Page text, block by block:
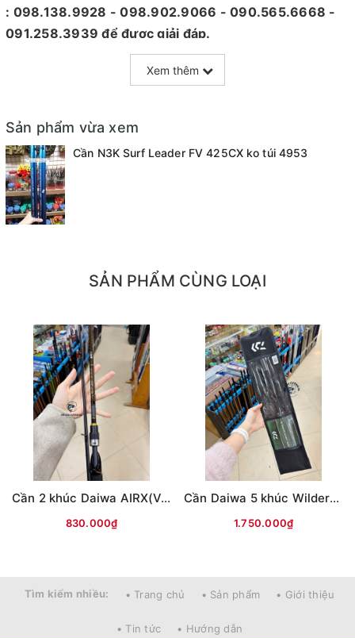
: 098.138.9928 - 098.902.9066 - 090.565.6668 -
091.258.3939 để được giải đáp.
CAM KẾT CỦA CỬA HÀNG CHÚNG TÔI
đặt mua của khách hàng
Ảnh sản phẩm là cửa hàng 100% tự tay chụp nên mọi
thông tin và ảnh đều phù hợp với sản phẩm thực tế
Nếu sản phẩm bị lỗi hoặc xảy ra sự cố trong quá trình
vận chuyển, sử dụng. Chúng tôi sẽ hỗ trợ ngay cho quý
khách hàng và sẽ chịu trách nhiệm hoàn toàn để phục
Đồ câu Cường KL
Kênh Thương mại điện tử
- Shopee:https://shopee.vn/docaucuongkl
- Sendo: https://www.sendo.vn/shop/do-cau-cuong-kl
- Lazada:https://www.lazada.vn/shop/do-cau-cuong-
- Zalo OA:
https://zalo.me/4190676579548541614
Địa chỉ cửa hàng : Số 10 Đông Tác, Kim Liên, Đống Đa,
ship COD ( nhận hàng thanh toán )
HỆ THỐNG TÀI KHOẢN NGÂN HÀNG
Xem thêm
Sản phẩm vừa xem
Cần N3K Surf Leader FV 425CX ko túi 4953
SẢN PHẨM CÙNG LOẠI
Cần 2 khúc Daiwa AIRX(Vân chéo nâu)
830.000₫
Cần Daiwa 5 khúc Wilderness X 23(WD)
1.750.000₫
Tìm kiếm nhiều: • Trang chủ • Sản phẩm • Giới thiệu
• Tin tức • Hướng dẫn